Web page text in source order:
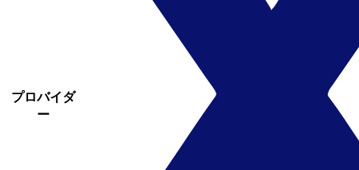
プロバイダ
ー